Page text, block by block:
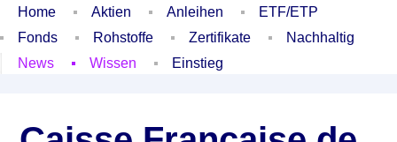
Home Aktien Anleihen
ETF/ETP
Fonds
Rohstoffe Zertifikate
Nachhaltig
News
Wissen Einstieg